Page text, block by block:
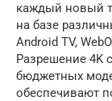
каждый новый
на базе
Android TV,
Разрешение 4K
бюджетных
обеспечивают